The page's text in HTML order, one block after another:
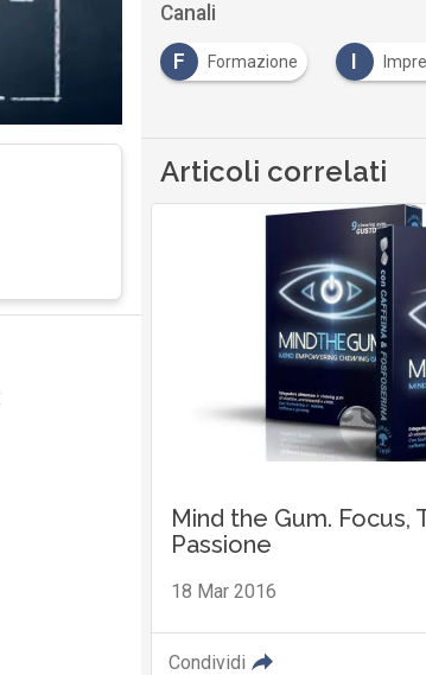
Canali
F Formazione
Articoli correlati
Mind the Gum. Focus,
Passione
18 Mar 2016
Condividi